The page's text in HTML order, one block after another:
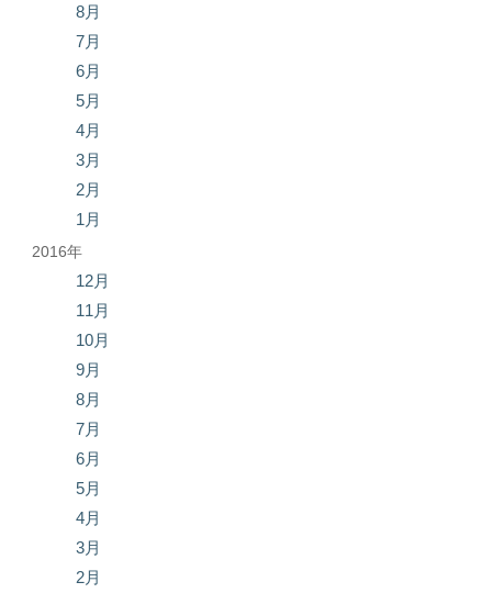
8月
7月
6月
5月
4月
3月
2月
1月
2016年
12月
11月
10月
9月
8月
7月
6月
5月
4月
3月
2月